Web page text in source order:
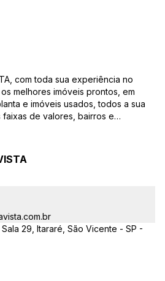
com toda sua experiência no
melhores imóveis prontos, em
e imóveis usados, todos a sua
de valores, bairros e
prontos para responder-lhe
casas, apartamentos, terrenos,
imobiliários.
29, Itararé, São Vicente - SP -